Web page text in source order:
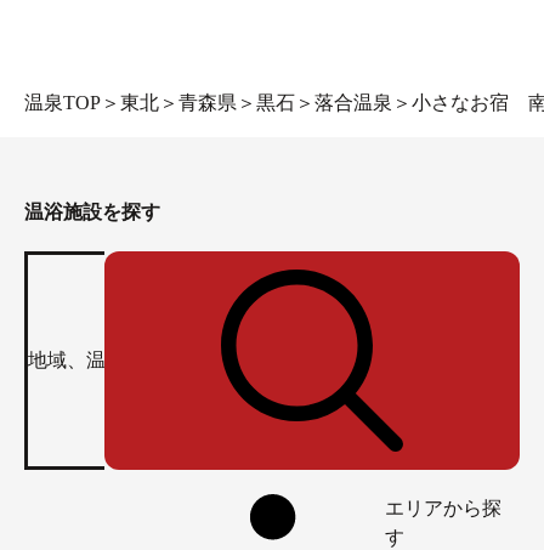
温泉TOP ＞ 東北 ＞ 青森県 ＞ 黒石 ＞ 落合温泉 ＞ 小さなお宿
温浴施設を探す
エリアから探
す